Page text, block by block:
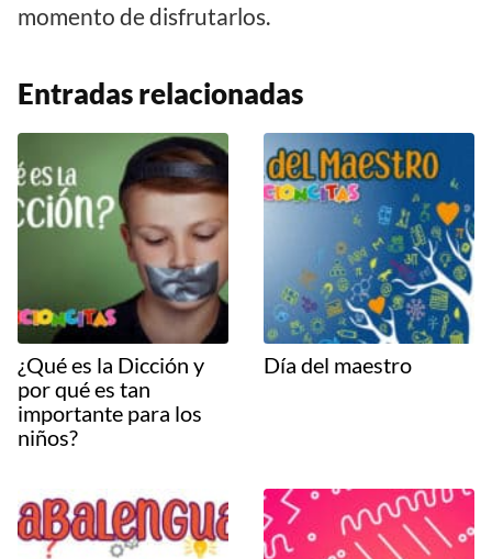
momento de disfrutarlos.
Entradas relacionadas
¿Qué es la Dicción y
por qué es tan
importante para los
niños?
Día del maestro